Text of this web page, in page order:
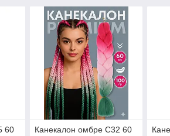
60
Канекалон омбре C32 60